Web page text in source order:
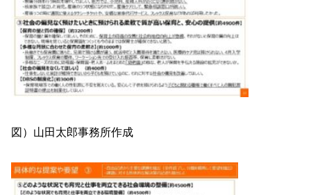
図）山田太郎事務所作成